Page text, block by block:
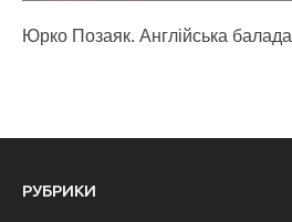
Юрко Позаяк. Англійська балада
РУБРИКИ